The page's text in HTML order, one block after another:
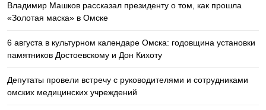
Владимир Машков рассказал президенту о том, как прошла
«Золотая маска» в Омске
6 августа в культурном календаре Омска: годовщина установки
памятников Достоевскому и Дон Кихоту
Депутаты провели встречу с руководителями и сотрудниками
омских медицинских учреждений